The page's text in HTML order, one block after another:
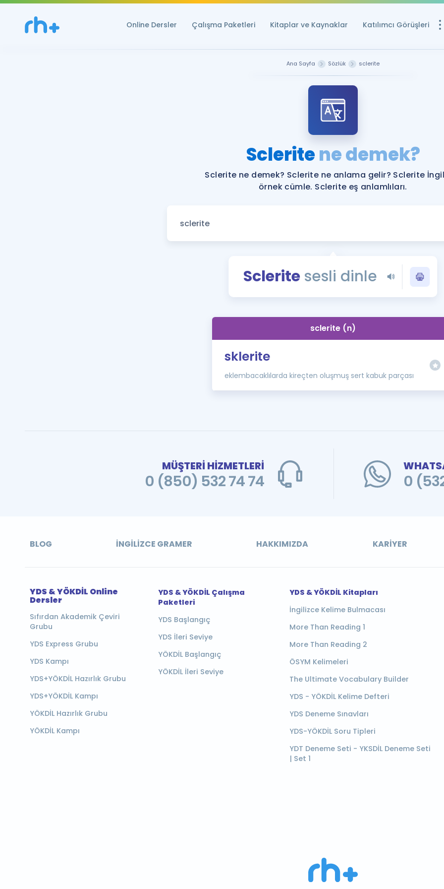
Online Dersler Çalışma Paketleri Kitaplar ve Kaynaklar Katılımcı Görüşleri
YDS ve YÖKDİL
Rehberlik Aracı
YDS ve YÖKDİL'e
Tüm ÖSYM
YDS - YÖKDİL
İngilizce Gramer
Ana Sayfa Sözlük sclerite
Scleritene demek?
Sclerite ne demek? Sclerite ne anlama gelir? Sclerite
örnek cümle. Sclerite eş anlamlıları.
Sclerite sesli dinle
sclerite (n)
sklerite
eklembacaklılarda kireçten oluşmuş sert kabuk parçası
MÜŞTERİ HİZMETLERİ
0 (850) 532 74 74 0
BLOG İNGILIZCE GRAMER HAKKIMIZDA KARIYER
YDS & YÖKDİL Online
Dersler
Sıfırdan Akademik Çeviri
Grubu
YDS Express Grubu
YDS Kampı
YDS+YÖKDİL Hazırlık Grubu
YDS+YÖKDİL Kampı
YÖKDİL Hazırlık Grubu
YÖKDİL Kampı
YDS & YÖKDİL Çalışma
Paketleri
YDS Başlangıç
YDS İleri Seviye
YÖKDİL Başlangıç
YÖKDİL İleri Seviye
YDS & YÖKDİL Kitapları
İngilizce Kelime Bulmacası
More Than Reading 1
More Than Reading 2
ÖSYM Kelimeleri
The Ultimate Vocabulary Builder
YDS - YÖKDİL Kelime Defteri
YDS Deneme Sınavları
YDS-YÖKDİL Soru Tipleri
YDT Deneme Seti - YKSDİL Deneme Seti
| Set 1